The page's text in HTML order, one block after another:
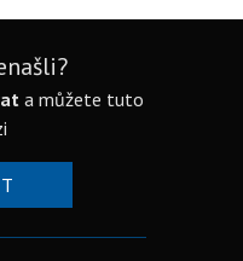
a můžete tuto